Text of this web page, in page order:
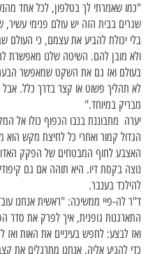
"כמו שאמרתי לך בטלפון, לכל אחד
שגרים בבית הזה יש עולם פנימי עשיר,
בלי יכולת להביע את עצמם, כי העולם
ולא מובן להם. השיטה שלנו מאפשרת
בעולם ואז גם את השקט שמאפשר
לא תהליך פשוט או קצר בדרך כלל. אבל
מבריק במיוחד."
יערה מתבוננת בנבו הכפוף כולו אל
הגדול קמור ואחרי כל לחיצת מקש הוא
האצבע לחוף המבטחים של הפקק
נוצה בקסת דיו. היא תוהה אם גם
להילכד בענבר.
ד"ר לה-פיי ממשיכה: "ראשית אנחנו
התארגנות גופנית, איך לפרק את סדר
ואז לבצע: לחפש בעיניים את האות ואז
כדי להגיע אליה. אנחנו מתרגלים את